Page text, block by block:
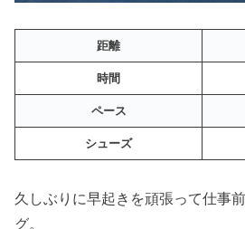
距離
時間
ペース
シューズ
久しぶりに早起きを頑張って仕事
グ。